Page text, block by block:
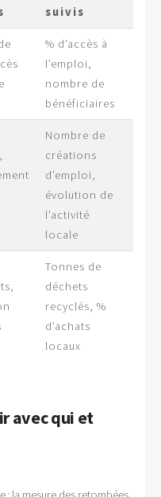
suivis
% d’accès à
l’emploi,
nombre de
bénéficiaires
Nombre de
créations
d’emploi,
évolution de
l’activité
locale
Tonnes de
déchets
recyclés, %
d’achats
locaux
avec qui et